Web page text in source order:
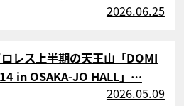
2026.06.25
レス上半期の天王山「DOMI
in OSAKA-JO HALL」…
2026.05.09